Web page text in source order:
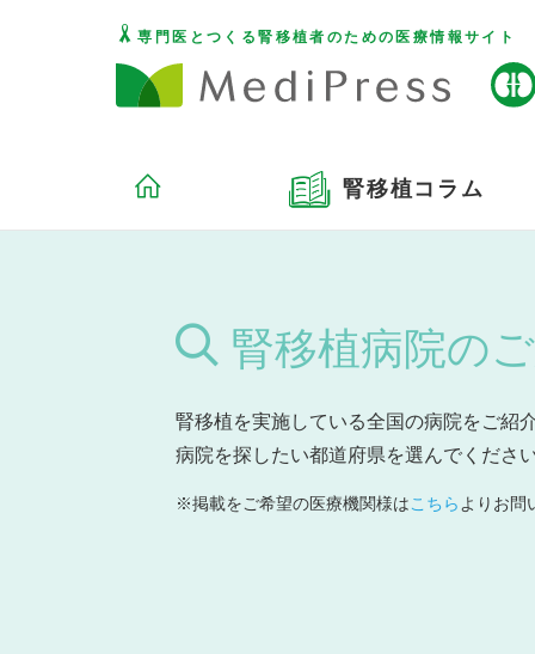
専門医とつくる腎移植者のための医療情報サイト
腎移植コラム
腎移植病院の
腎移植を実施している全国の病院をご紹
病院を探したい都道府県を選んでくださ
※掲載をご希望の医療機関様はこちらよりお問